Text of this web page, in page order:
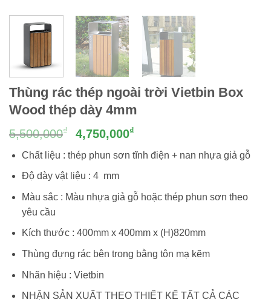
Thùng rác thép ngoài trời Vietbin Box
Wood thép dày 4mm
5,500,000₫
Giá
gốc
là:
5,500,000₫.
4,750,000₫
hiện
tại
4,750,000₫.
Chất liệu : thép phun sơn tĩnh điện + nan nhựa giả gỗ
Độ dày vật liệu : 4 mm
Màu sắc : Màu nhựa giả gỗ hoặc thép phun sơn theo
yêu cầu
Kích thước : 400mm x 400mm x (H)820mm
Thùng đựng rác bên trong bằng tôn mạ kẽm
Nhãn hiệu : Vietbin
NHẬN SẢN XUẤT THEO THIẾT KẾ TẤT CẢ CÁC